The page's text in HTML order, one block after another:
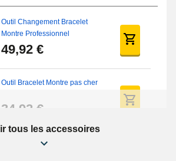
Outil Changement Bracelet
Montre Professionnel
49,92 €
Outil Bracelet Montre pas cher
34,92 €
Kit Réparation Montre Débutant
tous les accessoires